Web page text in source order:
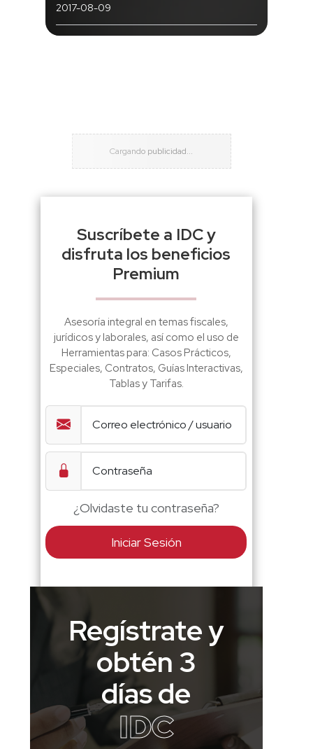
2017-08-09
Suscríbete a IDC y
disfruta los beneficios
Premium
Asesoría integral en temas fiscales,
jurídicos y laborales, así como el uso de
Herramientas para: Casos Prácticos,
Especiales, Contratos, Guías Interactivas,
Tablas y Tarifas.
¿Olvidaste tu contraseña?
Iniciar Sesión
Regístrate y
obtén 3
días de
IDC